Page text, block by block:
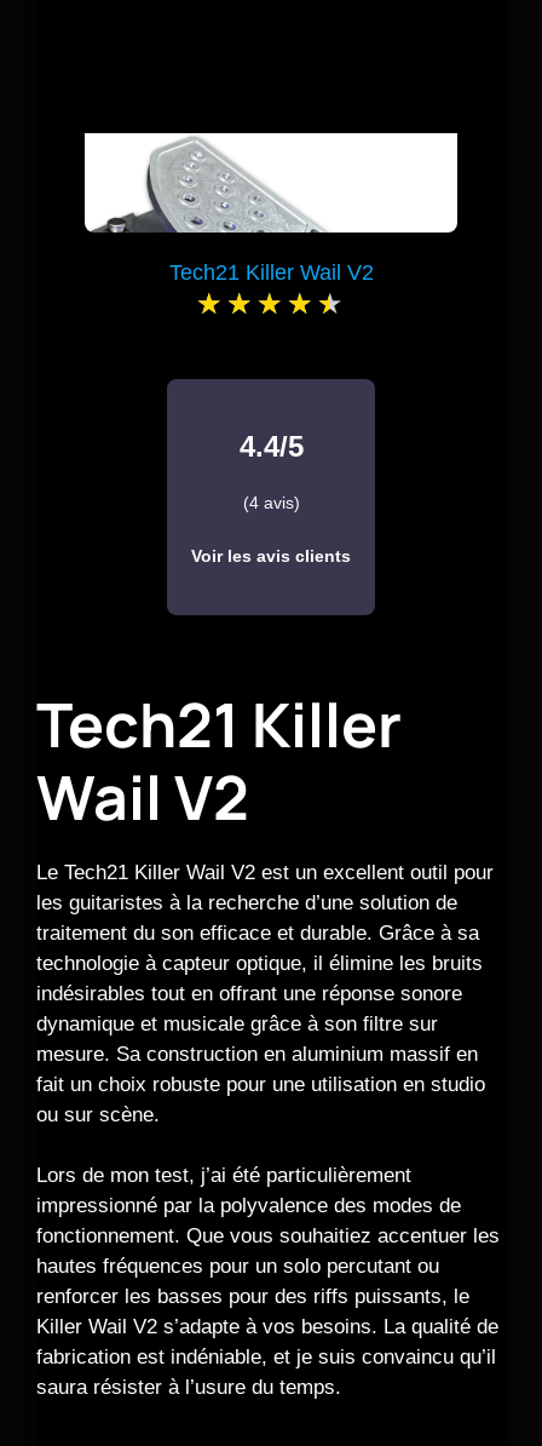
Tech21 Killer Wail V2
4.4/5
(4 avis)
Voir les avis clients
Tech21 Killer
Wail V2
Le Tech21 Killer Wail V2 est un excellent outil pour
les guitaristes à la recherche d’une solution de
traitement du son efficace et durable. Grâce à sa
technologie à capteur optique, il élimine les bruits
indésirables tout en offrant une réponse sonore
dynamique et musicale grâce à son filtre sur
mesure. Sa construction en aluminium massif en
fait un choix robuste pour une utilisation en studio
ou sur scène.
Lors de mon test, j’ai été particulièrement
impressionné par la polyvalence des modes de
fonctionnement. Que vous souhaitiez accentuer les
hautes fréquences pour un solo percutant ou
renforcer les basses pour des riffs puissants, le
Killer Wail V2 s’adapte à vos besoins. La qualité de
fabrication est indéniable, et je suis convaincu qu’il
saura résister à l’usure du temps.